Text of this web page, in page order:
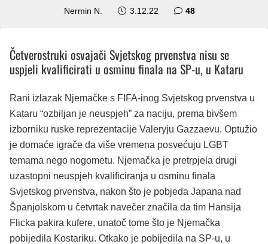
Nermin N. 3.12.22 48komentara
Četverostruki osvajači Svjetskog prvenstva nisu se
uspjeli kvalificirati u osminu finala na SP-u, u Kataru
Rani izlazak Njemačke s FIFA-inog Svjetskog prvenstva u
Kataru “ozbiljan je neuspjeh” za naciju, prema bivšem
izborniku ruske reprezentacije Valeryju Gazzaevu. Optužio
je domaće igrače da više vremena posvećuju LGBT
temama nego nogometu. Njemačka je pretrpjela drugi
uzastopni neuspjeh kvalificiranja u osminu finala
Svjetskog prvenstva, nakon što je pobjeda Japana nad
Španjolskom u četvrtak navečer značila da tim Hansija
Flicka pakira kufere, unatoč tome što je Njemačka
pobijedila Kostariku. Otkako je pobijedila na SP-u, u